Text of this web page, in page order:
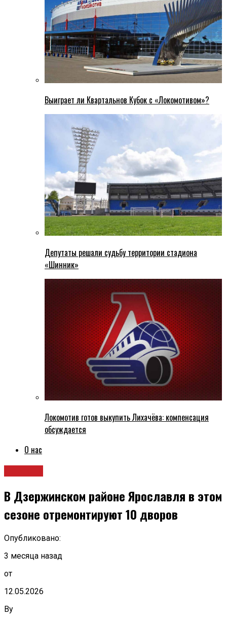
Выиграет ли Квартальнов Кубок с «Локомотивом»?
Депутаты решали судьбу территории стадиона
«Шинник»
Локомотив готов выкупить Лихачёва: компенсация
обсуждается
О нас
В Дзержинском районе Ярославля в этом
сезоне отремонтируют 10 дворов
Опубликовано:
3 месяца назад
от
12.05.2026
By